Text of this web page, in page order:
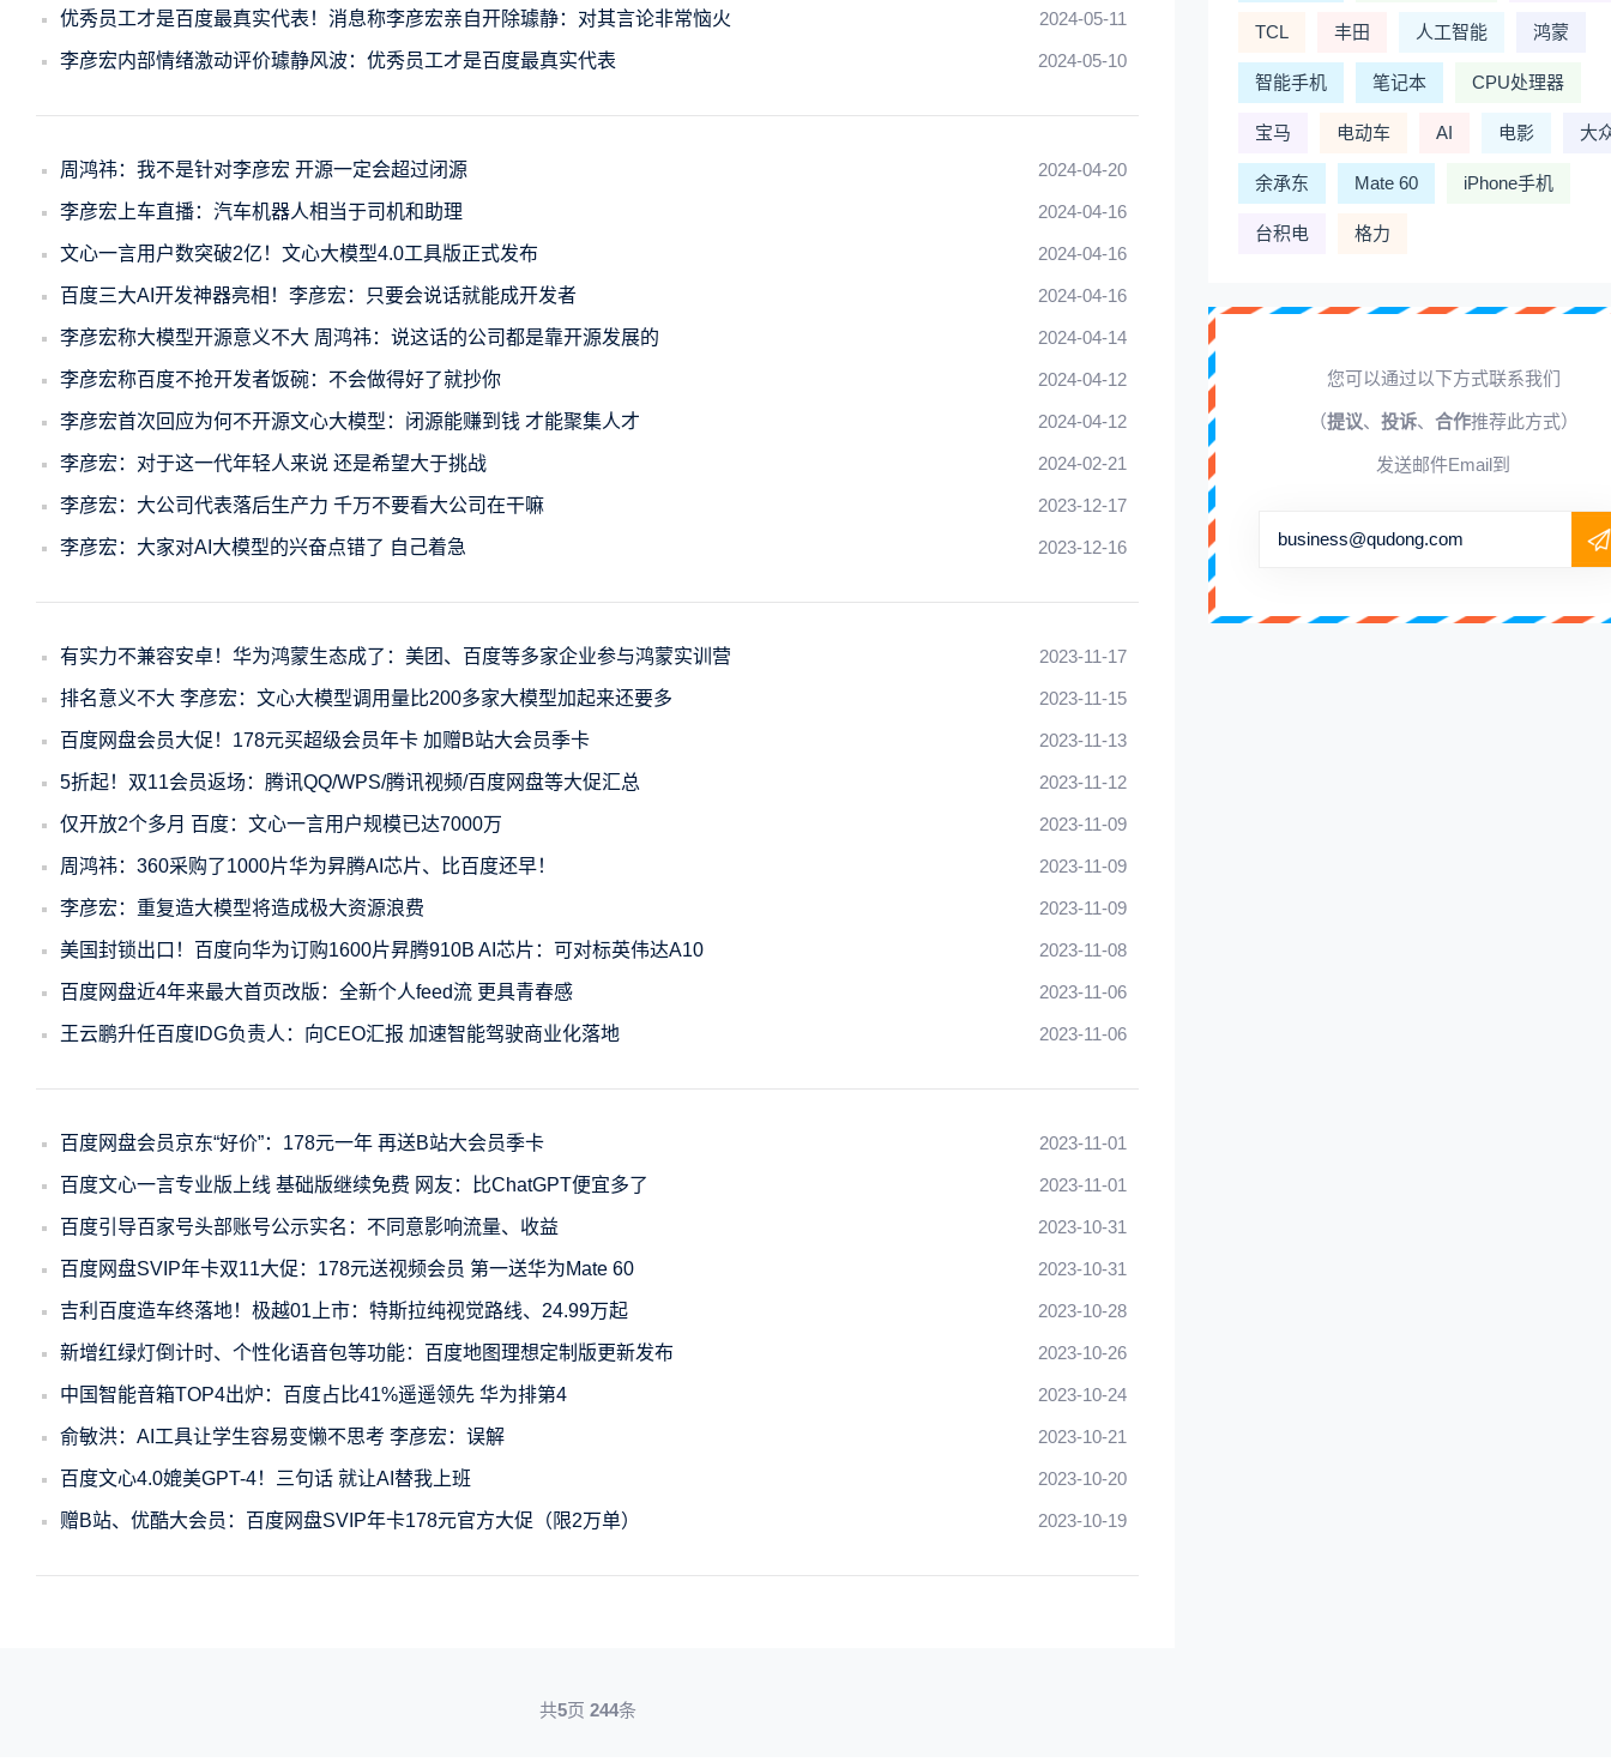
2024-05-11
优秀员工才是百度最真实代表！消息称李彦宏亲自开除璩静：对其言论非常恼火
2024-05-10
李彦宏内部情绪激动评价璩静风波：优秀员工才是百度最真实代表
2024-04-20
周鸿祎：我不是针对李彦宏 开源一定会超过闭源
2024-04-16
李彦宏上车直播：汽车机器人相当于司机和助理
2024-04-16
文心一言用户数突破2亿！文心大模型4.0工具版正式发布
2024-04-16
百度三大AI开发神器亮相！李彦宏：只要会说话就能成开发者
2024-04-14
李彦宏称大模型开源意义不大 周鸿祎：说这话的公司都是靠开源发展的
2024-04-12
李彦宏称百度不抢开发者饭碗：不会做得好了就抄你
2024-04-12
李彦宏首次回应为何不开源文心大模型：闭源能赚到钱 才能聚集人才
2024-02-21
李彦宏：对于这一代年轻人来说 还是希望大于挑战
2023-12-17
李彦宏：大公司代表落后生产力 千万不要看大公司在干嘛
2023-12-16
李彦宏：大家对AI大模型的兴奋点错了 自己着急
2023-11-17
有实力不兼容安卓！华为鸿蒙生态成了：美团、百度等多家企业参与鸿蒙实训营
2023-11-15
排名意义不大 李彦宏：文心大模型调用量比200多家大模型加起来还要多
2023-11-13
百度网盘会员大促！178元买超级会员年卡 加赠B站大会员季卡
2023-11-12
5折起！双11会员返场：腾讯QQ/WPS/腾讯视频/百度网盘等大促汇总
2023-11-09
仅开放2个多月 百度：文心一言用户规模已达7000万
2023-11-09
周鸿祎：360采购了1000片华为昇腾AI芯片、比百度还早！
2023-11-09
李彦宏：重复造大模型将造成极大资源浪费
2023-11-08
美国封锁出口！百度向华为订购1600片昇腾910B AI芯片：可对标英伟达A10
2023-11-06
百度网盘近4年来最大首页改版：全新个人feed流 更具青春感
2023-11-06
王云鹏升任百度IDG负责人：向CEO汇报 加速智能驾驶商业化落地
2023-11-01
百度网盘会员京东“好价”：178元一年 再送B站大会员季卡
2023-11-01
百度文心一言专业版上线 基础版继续免费 网友：比ChatGPT便宜多了
2023-10-31
百度引导百家号头部账号公示实名：不同意影响流量、收益
2023-10-31
百度网盘SVIP年卡双11大促：178元送视频会员 第一送华为Mate 60
2023-10-28
吉利百度造车终落地！极越01上市：特斯拉纯视觉路线、24.99万起
2023-10-26
新增红绿灯倒计时、个性化语音包等功能：百度地图理想定制版更新发布
2023-10-24
中国智能音箱TOP4出炉：百度占比41%遥遥领先 华为排第4
2023-10-21
俞敏洪：AI工具让学生容易变懒不思考 李彦宏：误解
2023-10-20
百度文心4.0媲美GPT-4！三句话 就让AI替我上班
2023-10-19
赠B站、优酷大会员：百度网盘SVIP年卡178元官方大促（限2万单）
共5页 244条
TCL 丰田 人工智能 鸿蒙
智能手机 笔记本 CPU处理器
宝马 电动车 AI 电影 大
余承东 Mate 60 iPhone手机
台积电 格力
您可以通过以下方式联系我们
（提议、 投诉、 合作推荐此方式）
发送邮件Email到
business@qudong.com